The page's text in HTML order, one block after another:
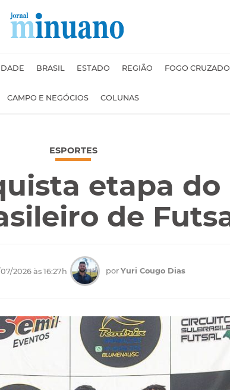
BRASIL ESTADO REGIÃO FOGO CRUZADO
CAMPO E NEGÓCIOS COLUNAS
ESPORTES
etapa
de
2026 às 16:27h por Yuri Cougo Dias